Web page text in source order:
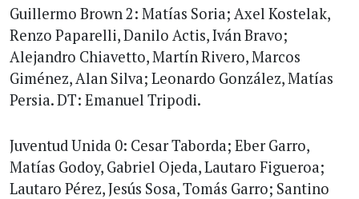
Guillermo Brown 2: Matías Soria; Axel Kostelak,
Renzo Paparelli, Danilo Actis, Iván Bravo;
Alejandro Chiavetto, Martín Rivero, Marcos
Giménez, Alan Silva; Leonardo González, Matías
Persia. DT: Emanuel Tripodi.
Juventud Unida 0: Cesar Taborda; Eber Garro,
Matías Godoy, Gabriel Ojeda, Lautaro Figueroa;
Lautaro Pérez, Jesús Sosa, Tomás Garro; Santino